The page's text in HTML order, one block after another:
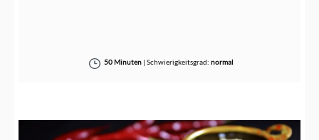
50 Minuten| Schwierigkeitsgrad: normal